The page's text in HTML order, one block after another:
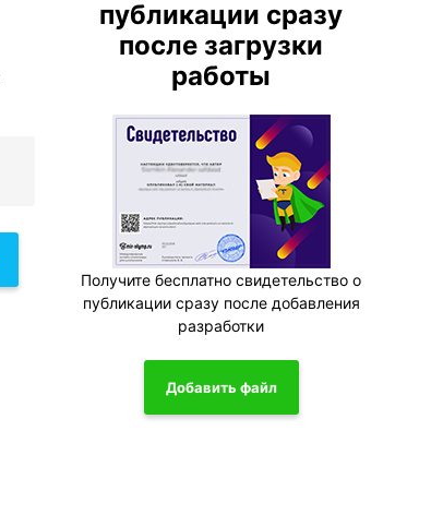
публикации сразу
после загрузки
работы
Получите бесплатно свидетельство о
публикации сразу после добавления
разработки
Добавить файл